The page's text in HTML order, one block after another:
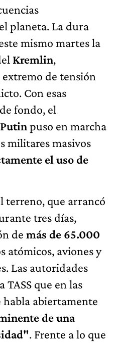
planeta. La dura
mismo martes la
Kremlin,
de tensión
Con esas
fondo, el
puso en marcha
militares masivos
el uso de
terreno, que arrancó
tres días,
de más de 65.000
atómicos, aviones y
Las autoridades
TASS que en las
habla abiertamente
de una
. Frente a lo que